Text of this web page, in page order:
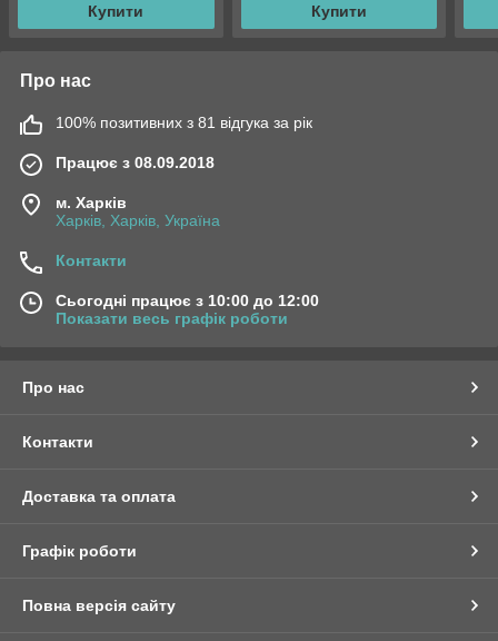
Купити Купити
Про нас
100% позитивних з 81 відгука за рік
Працює з 08.09.2018
м. Харків
Харків, Харків, Україна
Контакти
Сьогодні працює з 10:00 до 12:00
Показати весь графік роботи
Про нас
Контакти
Доставка та оплата
Графік роботи
Повна версія сайту